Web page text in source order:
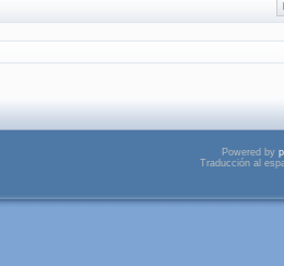
Powered by
Traducción al